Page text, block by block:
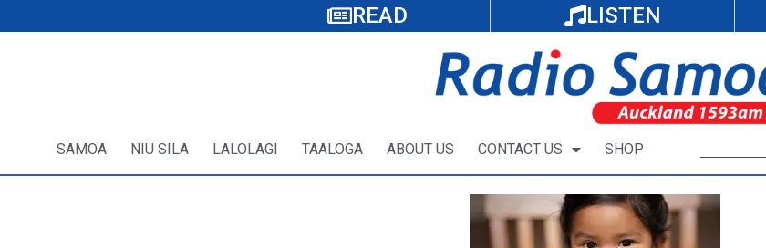
READ LISTEN
SAMOA NIU SILA LALOLAGI TAALOGA ABOUT US CONTACT US SHOP